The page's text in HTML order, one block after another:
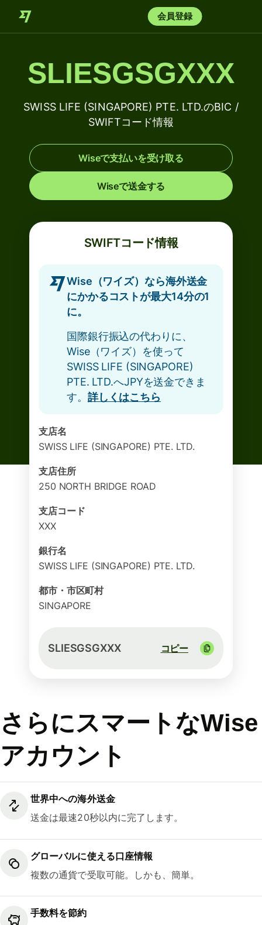
会員登録
SLIESGSGXXX
SWISS LIFE (SINGAPORE) PTE. LTD.のBIC /
SWIFTコード情報
Wiseで支払いを受け取る
Wiseで送金する
SWIFTコード情報
Wise（ワイズ）なら海外送金
にかかるコストが最大14分の1
に。
国際銀行振込の代わりに、
Wise（ワイズ）を使って
SWISS LIFE (SINGAPORE)
PTE. LTD.へJPYを送金できま
す。 詳しくはこちら
支店名
SWISS LIFE (SINGAPORE) PTE. LTD.
支店住所
250 NORTH BRIDGE ROAD
支店コード
XXX
銀行名
SWISS LIFE (SINGAPORE) PTE. LTD.
都市・市区町村
SINGAPORE
SLIESGSGXXX コピー
さらにスマートなWise
アカウント
世界中への海外送金
送金は最速20秒以内に完了します。
グローバルに使える口座情報
複数の通貨で受取可能。しかも、簡単。
手数料を節約